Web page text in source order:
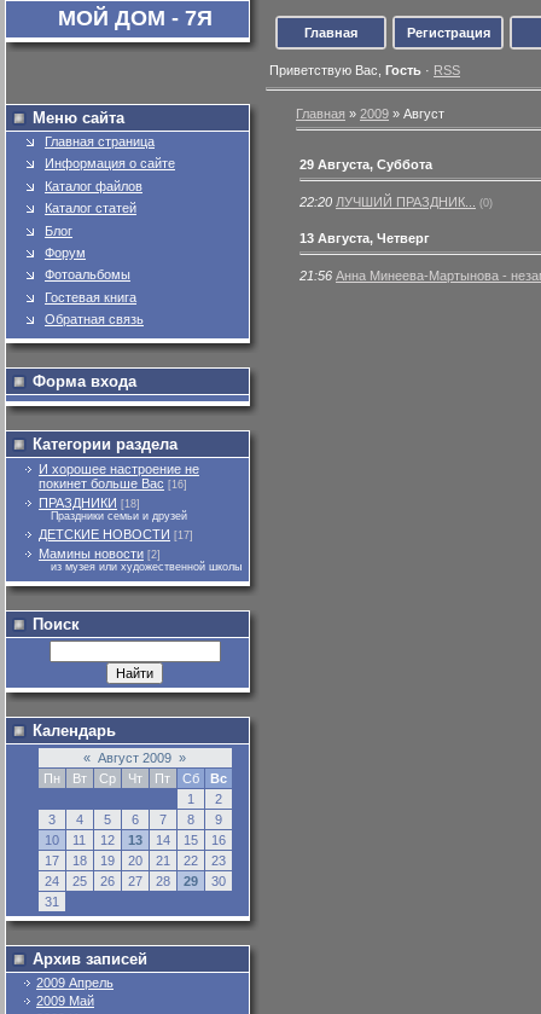
МОЙ ДОМ - 7Я
Главная Регистрация
Приветствую Вас Гость · RSS
Меню сайта
Главная страница
Информация о сайте
Каталог файлов
Каталог статей
Блог
Форум
Фотоальбомы
Гостевая книга
Обратная связь
Форма входа
Категории раздела
И хорошее настроение не
покинет больше Вас [16]
ПРАЗДНИКИ [18]
Праздники семьи и друзей
ДЕТСКИЕ НОВОСТИ [17]
Мамины новости [2]
из музея или художественной школы
Поиск
Календарь
« Август 2009 »
Пн
Вт Ср Чт Пт Сб
Вс
1
2
3
4 5 6 7 8
9
10
11 12 13 14 15
16
17
18 19 20 21 22
23
24
25 26 27 28 29
30
31
Архив записей
2009 Апрель
2009 Май
Главная » 2009 » Август
29 Августа, Суббота
22:20 ЛУЧШИЙ ПРАЗДНИК... (0)
13 Августа, Четверг
21:56 Анна Минеева-Мартынова -